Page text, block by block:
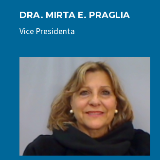
DRA. MIRTA E. PRAGLIA
Vice Presidenta